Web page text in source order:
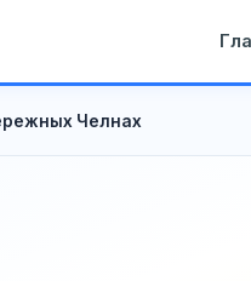
Челнах